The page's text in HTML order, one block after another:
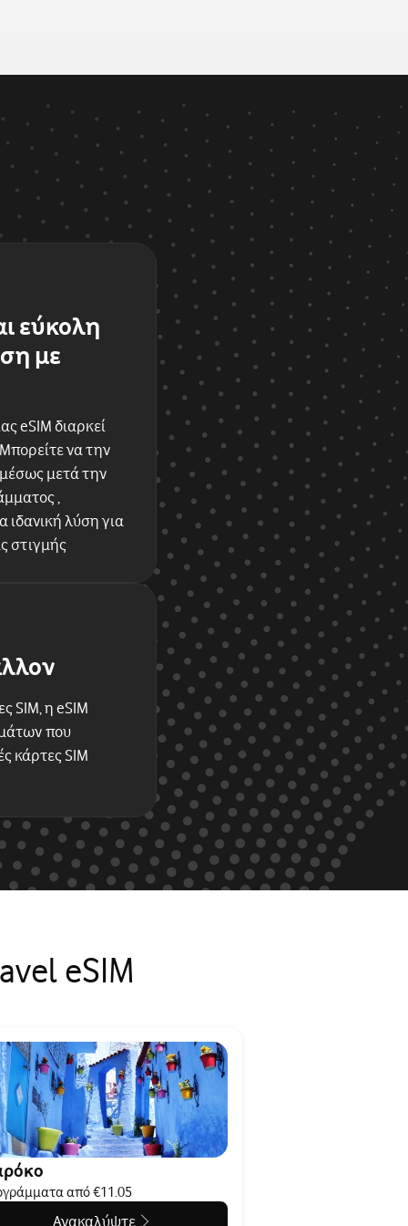
εύκολη
με
eSIM διαρκεί
να την
μετά την
,
λύση για
στιγμής
SIM, η eSIM
που
κάρτες SIM
eSIM
από €11.05
Ανακαλύψτε